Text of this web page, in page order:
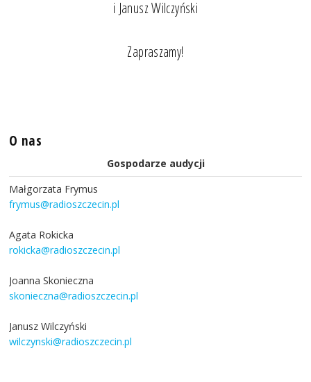
i Janusz Wilczyński
Zapraszamy!
O nas
Gospodarze audycji
Małgorzata Frymus
frymus@radioszczecin.pl
Agata Rokicka
rokicka@radioszczecin.pl
Joanna Skonieczna
skonieczna@radioszczecin.pl
Janusz Wilczyński
wilczynski@radioszczecin.pl